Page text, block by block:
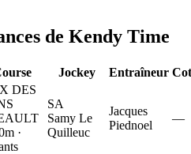
de Kendy Time
Jockey Entraîneur
DES
·
SA
Samy Le
Quilleuc
Jacques
Piednoel
—